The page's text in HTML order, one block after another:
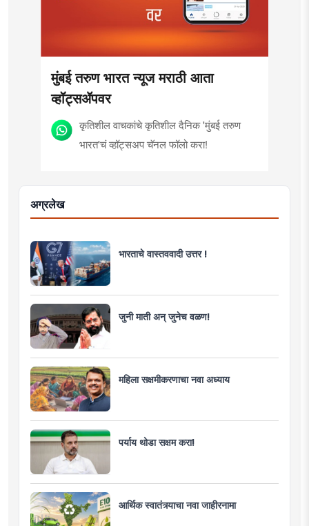
मुंबई तरुण भारत न्यूज मराठी आता
व्हॉट्सॲपवर
कृतिशील वाचकांचे कृतिशील दैनिक 'मुंबई तरुण
भारत'चं व्हॉट्सअप चॅनल फॉलो करा!
अग्रलेख
भारताचे वास्तववादी उत्तर !
जुनी माती अन् जुनेच वळण!
महिला सक्षमीकरणाचा नवा अध्याय
पर्याय थोडा सक्षम करा!
आर्थिक स्वातंत्र्याचा नवा जाहीरनामा